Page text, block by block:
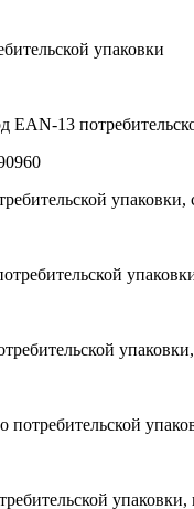
упаковки
EAN-13
упаковки,
потребительской
упаковки,